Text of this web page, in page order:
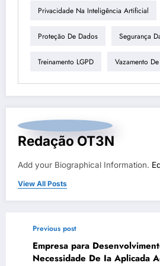
Privacidade Na Inteligência Artificial
Proteção De Dados Segurança
Treinamento LGPD Vazamento
Redação OT3N
Add your Biographical Information.
View All Posts
Previous post
Empresa para
Necessidade De Ia Aplicada